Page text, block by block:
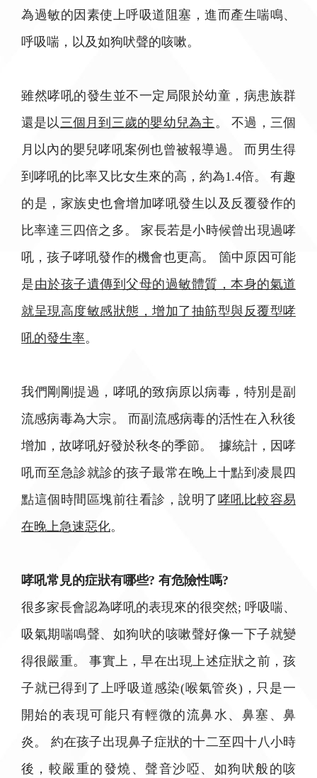
為過敏的因素使上呼吸道阻塞，進而產生喘鳴、
呼吸喘，以及如狗吠聲的咳嗽。
雖然哮吼的發生並不一定局限於幼童，病患族群
還是以三個月到三歲的嬰幼兒為主。 不過，三個
月以內的嬰兒哮吼案例也曾被報導過。 而男生得
到哮吼的比率又比女生來的高，約為1.4倍。 有趣
的是，家族史也會增加哮吼發生以及反覆發作的
比率達三四倍之多。 家長若是小時候曾出現過哮
吼，孩子哮吼發作的機會也更高。 箇中原因可能
是由於孩子遺傳到父母的過敏體質，本身的氣道
就呈現高度敏感狀態，增加了抽筋型與反覆型哮
吼的發生率。
我們剛剛提過，哮吼的致病原以病毒，特別是副
流感病毒為大宗。 而副流感病毒的活性在入秋後
增加，故哮吼好發於秋冬的季節。 據統計，因哮
吼而至急診就診的孩子最常在晚上十點到凌晨四
點這個時間區塊前往看診，說明了哮吼比較容易
在晚上急速惡化。
哮吼常見的症狀有哪些? 有危險性嗎?
很多家長會認為哮吼的表現來的很突然; 呼吸喘、
吸氣期喘鳴聲、如狗吠的咳嗽聲好像一下子就變
得很嚴重。 事實上，早在出現上述症狀之前，孩
子就已得到了上呼吸道感染(喉氣管炎)，只是一
開始的表現可能只有輕微的流鼻水、鼻塞、鼻
炎。 約在孩子出現鼻子症狀的十二至四十八小時
後，較嚴重的發燒、聲音沙啞、如狗吠般的咳